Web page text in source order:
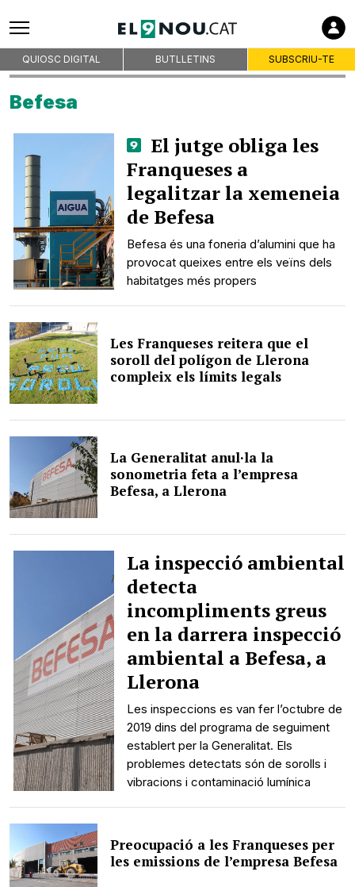
QUIOSC DIGITAL BUTLLETINS SUBSCRIU-TE
Befesa
El jutge obliga les
Franqueses a
legalitzar la xemeneia
de Befesa
Befesa és una foneria d’alumini que ha
provocat queixes entre els veïns dels
habitatges més propers
Les Franqueses reitera que el
soroll del polígon de Llerona
compleix els límits legals
La Generalitat anul·la la
sonometria feta a l’empresa
Befesa, a Llerona
La inspecció ambiental
detecta
incompliments greus
en la darrera inspecció
ambiental a Befesa, a
Llerona
Les inspeccions es van fer l’octubre de
2019 dins del programa de seguiment
establert per la Generalitat. Els
problemes detectats són de sorolls i
vibracions i contaminació lumínica
Preocupació a les Franqueses per
les emissions de l’empresa Befesa